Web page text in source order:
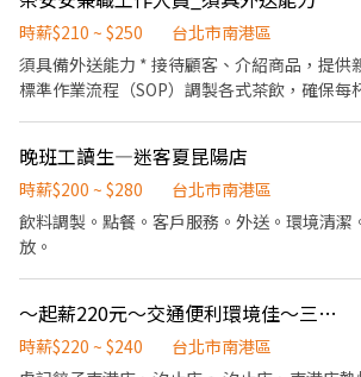
大安區復興南路二段273號 台北光復店📍台北
號 👉中山區 台北長春店📍台北市中山區長春路172號 台北南京五店
📍台北市中山區南京東路三段210之1號 👉中正區 林森二店📍台北
市中正區林森南路1號 台北濟南店📍台北市中
台北館前店📍台北市中正區館前路8號 台北公
公園路30-1號 台北南昌店📍台北市中正區南昌路一
區 台北民生店📍台北市松山區民生東路三段
北市松山區民權東路三段128號 台北南京二店
東路五段162號 台北南京六店📍台北市松山區
信義區 忠孝四店📍台北市信義區忠孝東路五段
📍台北市文山區指南路二段67號 台北木新店
三段174號 台北動物園三店📍台北市文山區新光路
【超級亮點】 ‧⁺ ⊹˚. 💼 勞保・勞退・團保 ⛽
時薪$210 ~ $250
台北市南港區
須具備外送能力 * 接待顧客、介紹商品，提供親切專業的服務 * 依
標準作業流程（SOP）調製各式茶飲，確保每
共同維持門市營運順暢 我們希望你 * 喜歡與人互動，具服務熱忱。
* 做事細心、有責任感、願意學習 * 能配合排班
晚班工讀生—迷客夏昆陽店
時薪$200 ~ $280
台北市南港區
飲料調製。點餐。客戶服務。外送。環境清潔
放。
～起薪220元～交通便利環境佳～三商餐飲「虎記餃子南港店」～內外場夥伴～
時薪$220 ~ $240
台北市南港區